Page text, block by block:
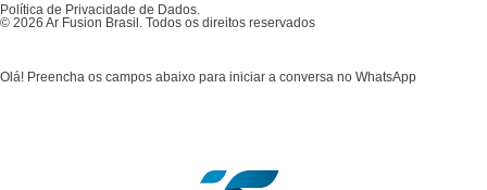
Política de Privacidade de Dados.
© 2026 Ar Fusion Brasil. Todos os direitos reservados
Olá! Preencha os campos abaixo para iniciar a conversa no WhatsApp